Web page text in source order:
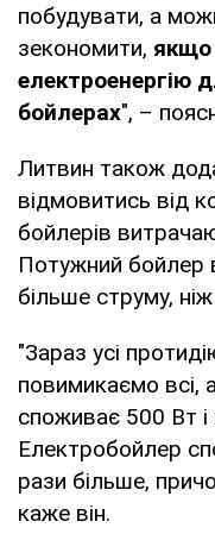
побудувати, а
зекономити, якщо
електроенергію
бойлерах", –
Литвин також
відмовитись від
бойлерів
Потужний бойлер
більше струму,
"Зараз усі
повимикаємо всі,
споживає 500 Вт і
Електробойлер
рази більше,
каже він.